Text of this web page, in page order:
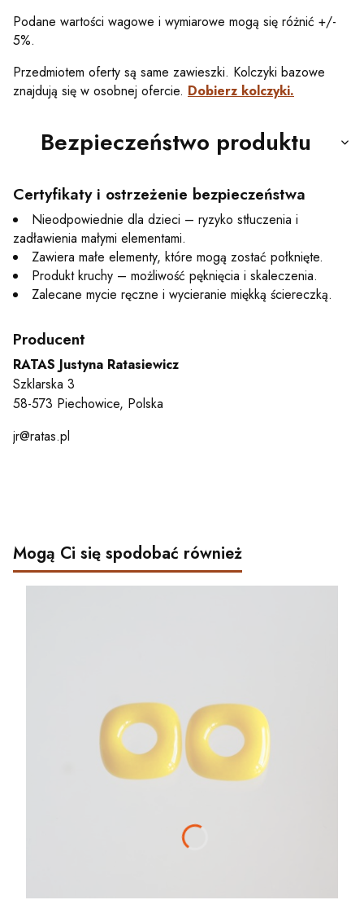
Podane wartości wagowe i wymiarowe mogą się różnić +/-
5%.
Przedmiotem oferty są same zawieszki. Kolczyki bazowe
znajdują się w osobnej ofercie. Dobierz kolczyki.
Bezpieczeństwo produktu
Certyfikaty i ostrzeżenie bezpieczeństwa
Nieodpowiednie dla dzieci – ryzyko stłuczenia i
zadławienia małymi elementami.
Zawiera małe elementy, które mogą zostać połknięte.
Produkt kruchy – możliwość pęknięcia i skaleczenia.
Zalecane mycie ręczne i wycieranie miękką ściereczką.
Producent
RATAS Justyna Ratasiewicz
Szklarska 3
58-573 Piechowice, Polska
jr@ratas.pl
Mogą Ci się spodobać również